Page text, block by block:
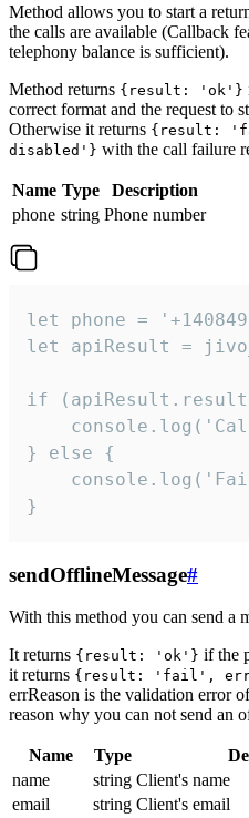
Method allows you to start a
the calls are available (Callback
telephony balance is sufficient).
Method returns {result: 'ok'}
correct format and the request to
Otherwise it returns {result:
disabled'} with the call failure
Name Type
Description
phone string Phone number
let phone =
let apiResult =
if
} else {
}
sendOfflineMessage#
With this method you can send a
It returns {result: 'ok'} if the
it returns {result: 'fail',
errReason is the validation error
reason why you can not send an
Name Type
name
string Client's name
email
string Client's email